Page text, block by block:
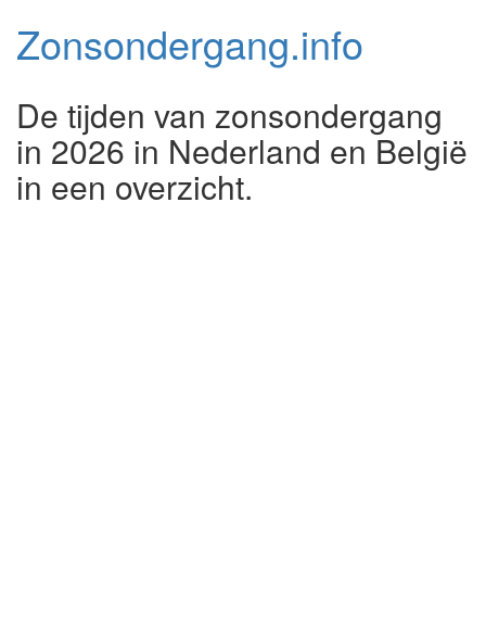
Zonsondergang.info
De tijden van zonsondergang
in 2026 in Nederland en België
in een overzicht.